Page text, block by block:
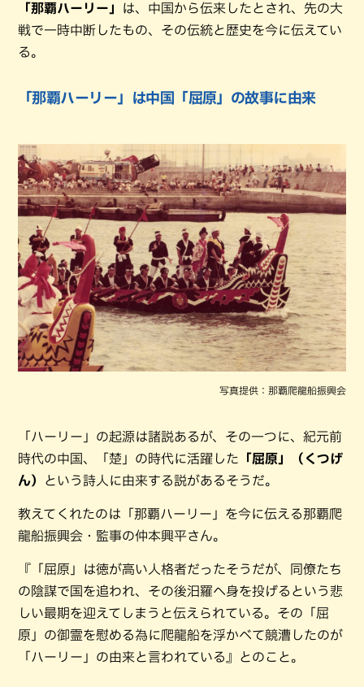
「那覇ハーリー」
は、中国から伝来したとされ、先の大
戦で一時中断したもの、その伝統と歴史を今に伝えてい
る。
「那覇ハーリー」は中国「屈原」の故事に由来
写真提供：那覇爬龍船振興会
「ハーリー」の起源は諸説あるが、その一つに、紀元前
時代の中国、「楚」の時代に活躍した 「屈原」（くつげ
ん）
という詩人に由来する説があるそうだ。
教えてくれたのは「那覇ハーリー」を今に伝える那覇爬
龍船振興会・監事の仲本興平さん。
『「屈原」は徳が高い人格者だったそうだが、同僚たち
の陰謀で国を追われ、その後汨羅へ身を投げるという悲
しい最期を迎えてしまうと伝えられている。その「屈
原」の御霊を慰める為に爬龍船を浮かべて競漕したのが
「ハーリー」の由来と言われている』とのこと。